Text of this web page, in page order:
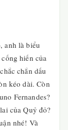
anh là biểu
hiến của
chắn dấu
kéo dài. Còn
Fernandes?
của Quỷ đỏ?
nhé! Và